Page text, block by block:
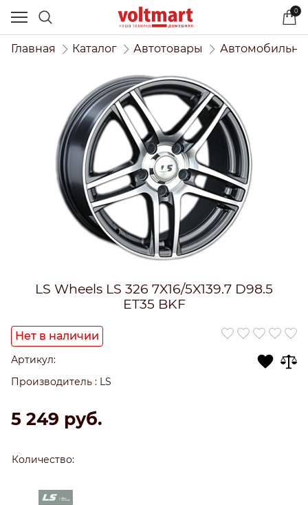
0
Главная Каталог Автотовары
LS Wheels LS 326 7X16/5X139.7 D98.5
ET35 BKF
Нет в наличии
Артикул:
Производитель : LS
5 249 руб.
Количество: